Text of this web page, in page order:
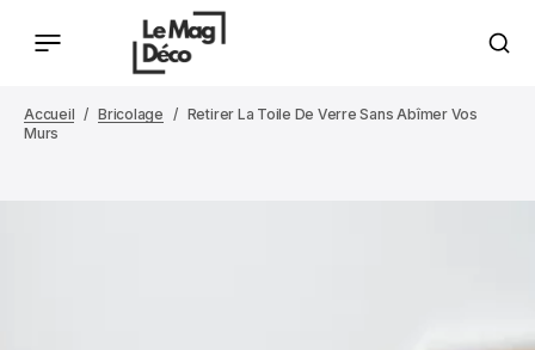
Accueil Bricolage
Retirer La Toile De Verre Sans Abîmer Vos
Murs